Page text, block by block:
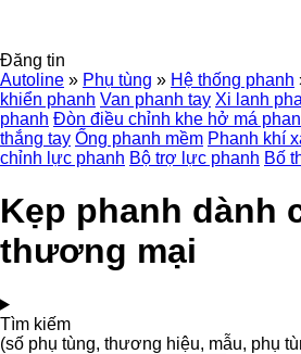
Đăng tin
Autoline » Phụ tùng » Hệ thống phanh
khiển phanh Van phanh tay Xi lanh
phanh Đòn điều chỉnh khe hở má
thắng tay Ống phanh mềm Phanh khí
chỉnh lực phanh Bộ trợ lực phanh Bố
Kẹp phanh dành
thương mại
Tìm kiếm
(số phụ tùng, thương hiệu, mẫu, phụ